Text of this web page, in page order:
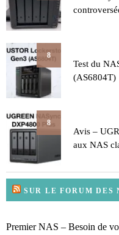
8
Test du
(AS6804T)
8
Avis –
aux NAS
SUR LE FORUM DES
Premier NAS – Besoin de